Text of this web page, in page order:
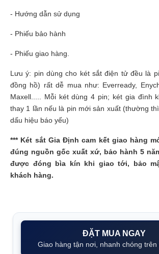
- Hướng dẫn sử dụng
- Phiếu bảo hành
- Phiếu giao hàng.
Lưu ý: pin dùng cho két sắt điện tử đều là
đồng hồ) rất dễ mua như: Everready,
Maxell..... Mỗi két dùng 4 pin; két gia đình
thay 1 lần nếu là pin mới sản xuất (thường
dấu hiệu báo yếu)
*** Két sắt Gia Định cam kết giao hàng
đúng nguồn gốc xuất xứ, bảo hành 5
được đóng bìa kín khi giao tới, bảo
khách hàng.
ĐẶT MUA NGAY
Giao hàng tận nơi, nhanh chóng trên